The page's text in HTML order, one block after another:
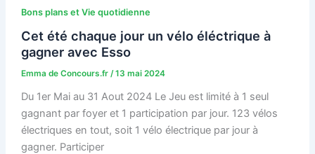
Bons plans et Vie quotidienne
Cet été chaque jour un vélo éléctrique à
gagner avec Esso
Emma de Concours.fr /13 mai 2024
Du 1er Mai au 31 Aout 2024 Le Jeu est limité à 1 seul
gagnant par foyer et 1 participation par jour. 123 vélos
électriques en tout, soit 1 vélo électrique par jour à
gagner. Participer